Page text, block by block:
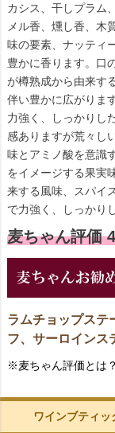
カシス、干しプラム
メル香、燻し香、木
味の要素、ナッティ
豊かに香ります。口
が樽熟成から由来す
伴い豊かに広がりま
力強く、しっかりし
感ありますが荒々し
味とアミノ酸を意識
をイメージする果実
来する風味、スパイ
で力強く、しっかり
麦ちゃん評価
ラムチョップステ
フ、サーロインス
※麦ちゃん評価とは？
ワインブティッ